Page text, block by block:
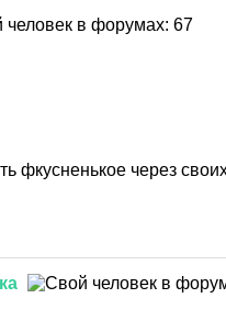
фкусненькое через